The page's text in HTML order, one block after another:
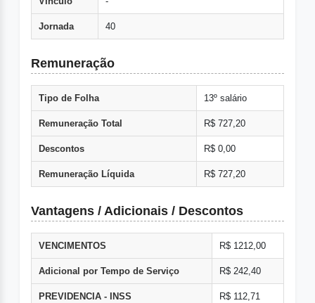
Jornada 40
Remuneração
Tipo de Folha 13º salário
Remuneração Total R$ 727,20
Descontos R$ 0,00
Remuneração Líquida R$ 727,20
Vantagens / Adicionais / Descontos
VENCIMENTOS R$ 1212,00
Adicional por Tempo de Serviço R$ 242,40
PREVIDENCIA - INSS R$ 112,71